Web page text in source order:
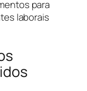
para
laborais